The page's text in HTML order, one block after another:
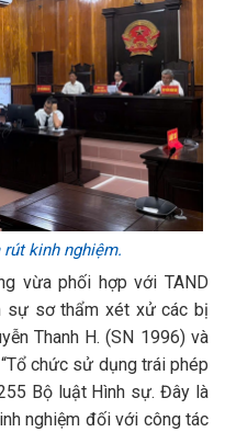
rút kinh nghiệm.
vừa phối hợp với TAND
sự sơ thẩm xét xử các bị
Thanh H. (SN 1996) và
chức sử dụng trái phép
Bộ luật Hình sự. Đây là
nghiệm đối với công tác